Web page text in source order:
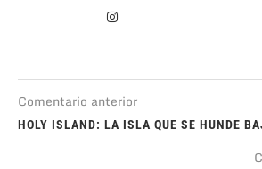
Comentario anterior
HOLY ISLAND: LA ISLA QUE SE HUNDE